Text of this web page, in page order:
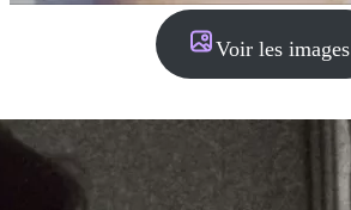
Voir les images